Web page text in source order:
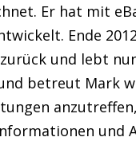
Er hat mit
Ende
und lebt
betreut Mark
und